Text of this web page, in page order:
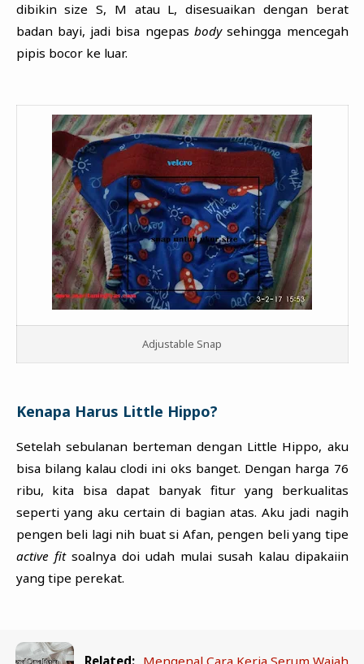
dibikin size S, M atau L, disesuaikan dengan berat
badan bayi, jadi bisa ngepas bodysehingga mencegah
pipis bocor ke luar.
Adjustable Snap
Kenapa Harus Little Hippo?
Setelah sebulanan berteman dengan Little Hippo, aku
bisa bilang kalau clodi ini oks banget. Dengan harga 76
ribu, kita bisa dapat banyak fitur yang berkualitas
seperti yang aku certain di bagian atas. Aku jadi nagih
pengen beli lagi nih buat si Afan, pengen beli yang tipe
active fitsoalnya doi udah mulai susah kalau dipakaiin
yang tipe perekat.
Related: Mengenal Cara Kerja Serum Wajah